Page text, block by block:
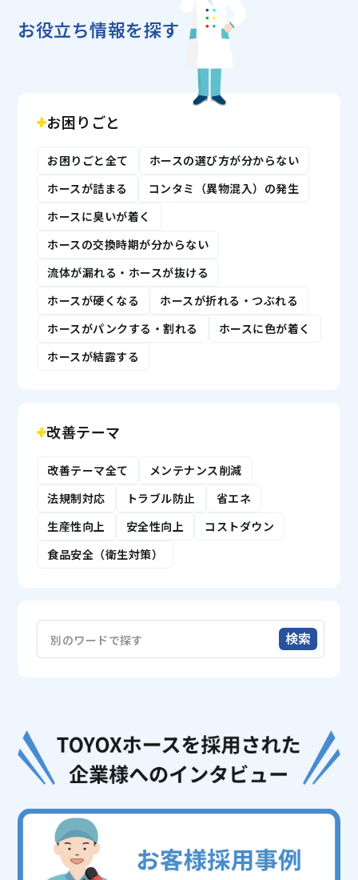
お役立ち情報を探す
お困りごと
お困りごと全て
ホースの選び方が分からない
ホースが詰まる
コンタミ（異物混入）の発生
ホースに臭いが着く
ホースの交換時期が分からない
流体が漏れる・ホースが抜ける
ホースが硬くなる
ホースが折れる・つぶれる
ホースがパンクする・割れる
ホースに色が着く
ホースが結露する
改善テーマ
改善テーマ全て
メンテナンス削減
法規制対応
トラブル防止
省エネ
生産性向上
安全性向上
コストダウン
食品安全（衛生対策）